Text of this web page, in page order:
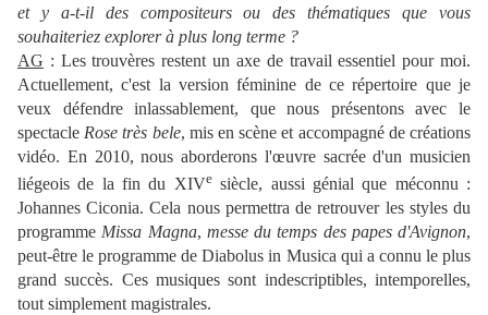
et y a-t-il des compositeurs ou des thématiques que vous
souhaiteriez explorer à plus long terme ?
AG : Les trouvères restent un axe de travail essentiel pour moi.
Actuellement, c'est la version féminine de ce répertoire que je
veux défendre inlassablement, que nous présentons avec le
spectacle Rose très bele, mis en scène et accompagné de créations
vidéo. En 2010, nous aborderons l'œuvre sacrée d'un musicien
liégeois de la fin du XIVesiècle, aussi génial que méconnu :
Johannes Ciconia. Cela nous permettra de retrouver les styles du
programmeMissa Magna, messe du temps des papes d'Avignon,
peut-être le programme de Diabolus in Musica qui a connu le plus
grand succès. Ces musiques sont indescriptibles, intemporelles,
tout simplement magistrales.